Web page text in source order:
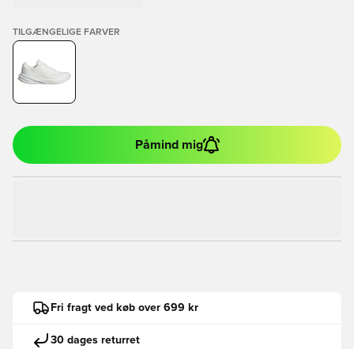
TILGÆNGELIGE FARVER
Påmind mig
Fri fragt ved køb over 699 kr
30 dages returret